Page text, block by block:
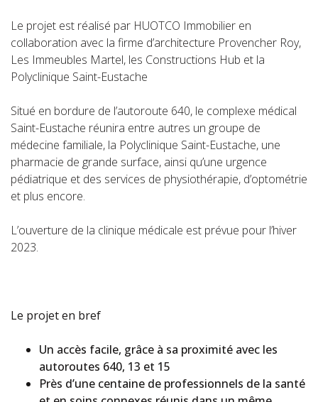
Le projet est réalisé par HUOTCO Immobilier en
collaboration avec la firme d’architecture Provencher Roy,
Les Immeubles Martel, les Constructions Hub et la
Polyclinique Saint-Eustache
Situé en bordure de l’autoroute 640, le complexe médical
Saint-Eustache réunira entre autres un groupe de
médecine familiale, la Polyclinique Saint-Eustache, une
pharmacie de grande surface, ainsi qu’une urgence
pédiatrique et des services de physiothérapie, d’optométrie
et plus encore.
L’ouverture de la clinique médicale est prévue pour l’hiver
2023.
Le projet en bref
Un accès facile, grâce à sa proximité avec les
autoroutes 640, 13 et 15
Près d’une centaine de professionnels de la santé